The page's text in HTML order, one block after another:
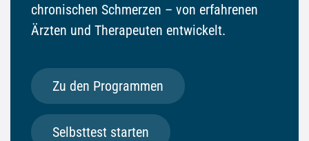
chronischen Schmerzen – von erfahrenen
Ärzten und Therapeuten entwickelt.
Zu den Programmen
Selbsttest starten